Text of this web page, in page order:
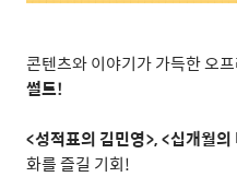
콘텐츠와 이야기가 가득한 오
썰트!
<성적표의 김민영>, <십개월의
화를 즐길 기회!